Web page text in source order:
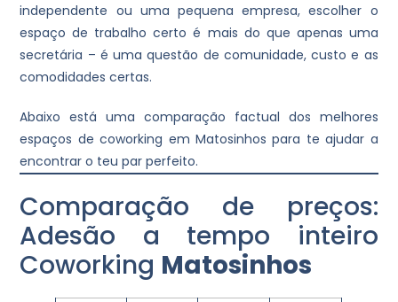
independente ou uma pequena empresa, escolher o
espaço de trabalho certo é mais do que apenas uma
secretária – é uma questão de comunidade, custo e as
comodidades certas.
Abaixo está uma comparação factual dos melhores
espaços de coworking em Matosinhos para te ajudar a
encontrar o teu par perfeito.
Comparação de preços:
Adesão a tempo inteiro
Coworking Matosinhos